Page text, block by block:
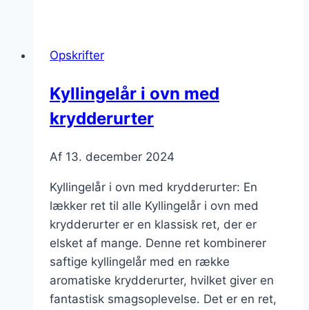
Opskrifter
Kyllingelår i ovn med
krydderurter
Af 13. december 2024
Kyllingelår i ovn med krydderurter: En
lækker ret til alle Kyllingelår i ovn med
krydderurter er en klassisk ret, der er
elsket af mange. Denne ret kombinerer
saftige kyllingelår med en række
aromatiske krydderurter, hvilket giver en
fantastisk smagsoplevelse. Det er en ret,